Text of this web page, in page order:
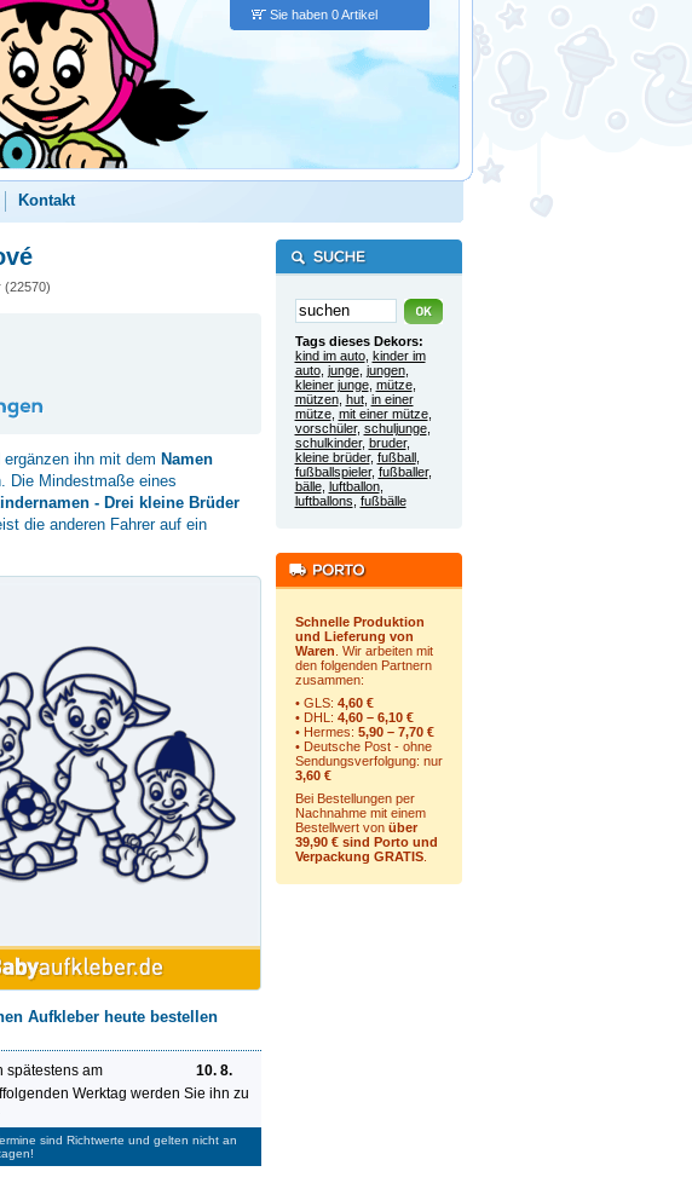
Sie haben 0 Artikel
Kontakt
(22570)
ihn mit dem Namen
Die Mindestmaße eines
- Drei kleine Brüder
die anderen Fahrer auf ein
Aufkleber heute bestellen
spätestens am
10. 8.
Werktag werden Sie ihn zu
sind Richtwerte und gelten nicht an
Tags dieses Dekors:
kind im auto, kinder im
auto, junge, jungen,
kleiner junge, mütze,
mützen, hut, in einer
mütze, mit einer mütze,
vorschüler, schuljunge,
schulkinder, bruder,
kleine brüder, fußball,
fußballspieler, fußballer,
bälle, luftballon,
luftballons fußbälle
Schnelle Produktion
und Lieferung von
Waren . Wir arbeiten mit
den folgenden Partnern
zusammen:
• GLS: 4,60 €
• DHL: 4,60 – 6,10 €
• Hermes: 5,90 – 7,70 €
• Deutsche Post - ohne
Sendungsverfolgung: nur
3,60 €
Bei Bestellungen per
Nachnahme mit einem
Bestellwert von über
39,90 € sind Porto und
Verpackung GRATIS.